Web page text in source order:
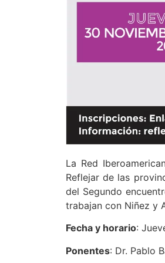
La Red
Reflejar de las
del Segundo
trabajan con Niñez y
Fecha y horario:
Ponentes: Dr. Pablo